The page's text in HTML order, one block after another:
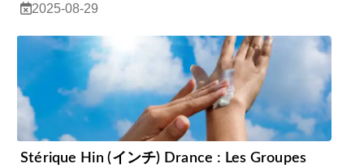
2025-08-29
Stérique Hin (インチ) Drance : Les Groupes